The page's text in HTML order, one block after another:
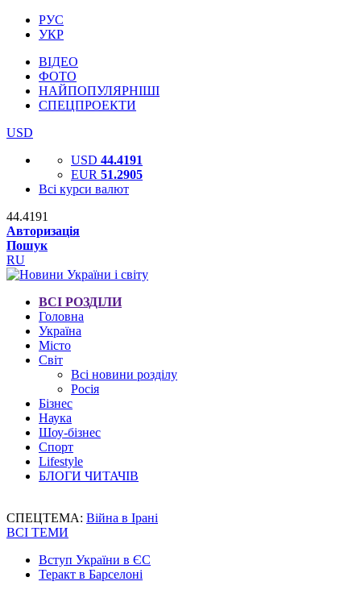
РУС
УКР
ВІДЕО
ФОТО
НАЙПОПУЛЯРНІШІ
СПЕЦПРОЕКТИ
USD
USD 44.4191
EUR 51.2905
Всі курси валют
44.4191
Авторизація
Пошук
RU
ВСІ РОЗДІЛИ
Головна
Україна
Місто
Світ
Всі новини розділу
Росія
Бізнес
Наука
Шоу-бізнес
Спорт
Lifestyle
БЛОГИ ЧИТАЧІВ
СПЕЦТЕМА: Війна в Ірані
ВСІ ТЕМИ
Вступ України в ЄС
Теракт в Барселоні